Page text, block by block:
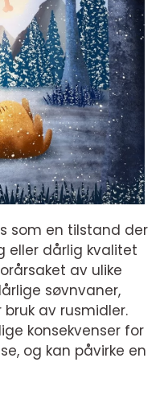
som en tilstand der
eller dårlig kvalitet
av ulike
søvnvaner,
av rusmidler.
konsekvenser for
og kan påvirke en